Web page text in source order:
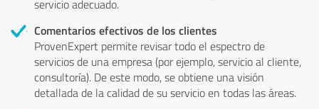
servicio adecuado.
Comentarios efectivos de los clientes
ProvenExpert permite revisar todo el espectro de
servicios de una empresa (por ejemplo, servicio al cliente,
consultoría). De este modo, se obtiene una visión
detallada de la calidad de su servicio en todas las áreas.